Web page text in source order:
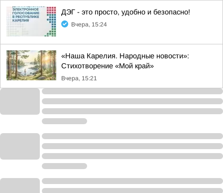
ДЭГ - это просто, удобно и безопасно!
Вчера, 15:24
«Наша Карелия. Народные новости»:
Стихотворение «Мой край»
Вчера, 15:21